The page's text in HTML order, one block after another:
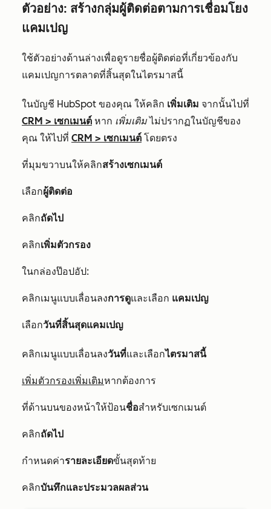
ตัวอย่าง: สร้างกลุ่มผู้ติดต่อตามการเชื่อมโยง
แคมเปญ
ใช้ตัวอย่างด้านล่างเพื่อดูรายชื่อผู้ติดต่อที่เกี่ยวข้องกับ
แคมเปญการตลาดที่สิ้นสุดในไตรมาสนี้
ในบัญชี HubSpot ของคุณ ให้คลิก เพิ่มเติม จากนั้นไปที่
CRM > เซกเมนต์ หาก เพิ่มเติมไม่ปรากฏในบัญชีของ
คุณ ให้ไปที่ CRM > เซกเมนต์ โดยตรง
ที่มุมขวาบนให้คลิกสร้างเซกเมนต์
เลือกผู้ติดต่อ
คลิกถัดไป
คลิกเพิ่มตัวกรอง
ในกล่องป๊อปอัป:
คลิกเมนูแบบเลื่อนลงการดูและเลือก แคมเปญ
เลือกวันที่สิ้นสุดแคมเปญ
คลิกเมนูแบบเลื่อนลงวันที่และเลือกไตรมาสนี้
เพิ่มตัวกรองเพิ่มเติมหากต้องการ
ที่ด้านบนของหน้าให้ป้อนชื่อสำหรับเซกเมนต์
คลิกถัดไป
กำหนดค่ารายละเอียดขั้นสุดท้าย
คลิกบันทึกและประมวลผลส่วน